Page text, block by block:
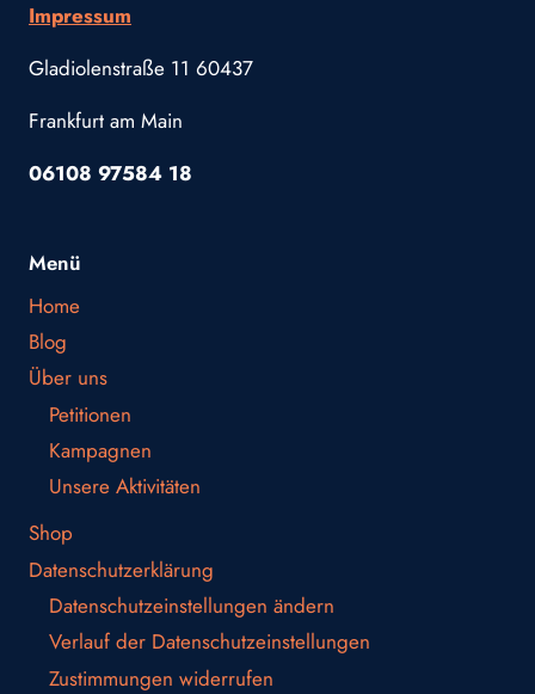
Impressum
Gladiolenstraße 11 60437
Frankfurt am Main
06108 97584 18
Menü
Home
Blog
Über uns
Petitionen
Kampagnen
Unsere Aktivitäten
Shop
Datenschutzerklärung
Datenschutzeinstellungen ändern
Verlauf der Datenschutzeinstellungen
Zustimmungen widerrufen